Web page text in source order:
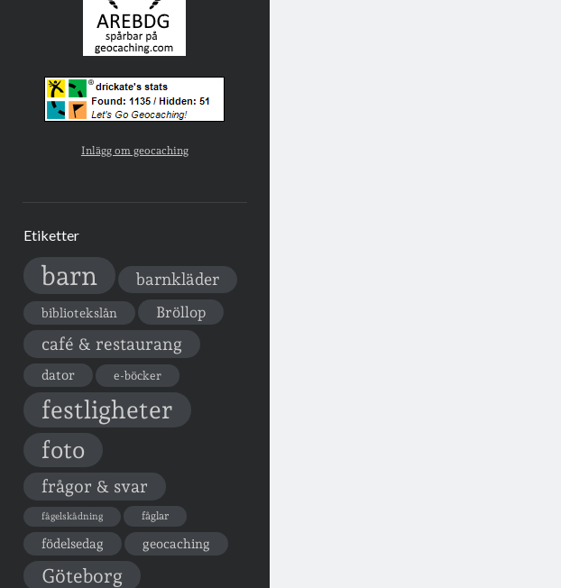
Inlägg om geocaching
Etiketter
barn barnkläder
bibliotekslån Bröllop
café & restaurang
dator e-böcker
festligheter
foto
frågor & svar
fågelskådning fåglar
födelsedag geocaching
Göteborg